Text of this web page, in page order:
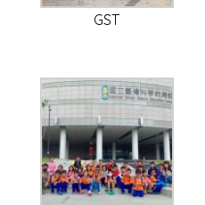
GST